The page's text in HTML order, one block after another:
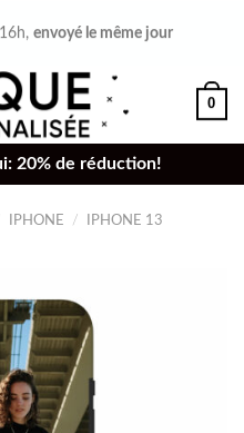
16h,envoyé le même jour
0
20% de réduction!
IPHONE / IPHONE 13